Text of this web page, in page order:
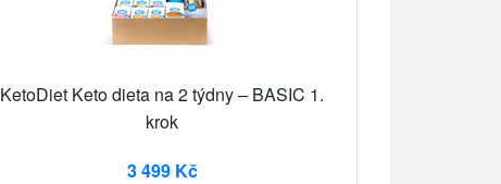
KetoDiet Keto dieta na 2 týdny – BASIC 1.
krok
3 499 Kč